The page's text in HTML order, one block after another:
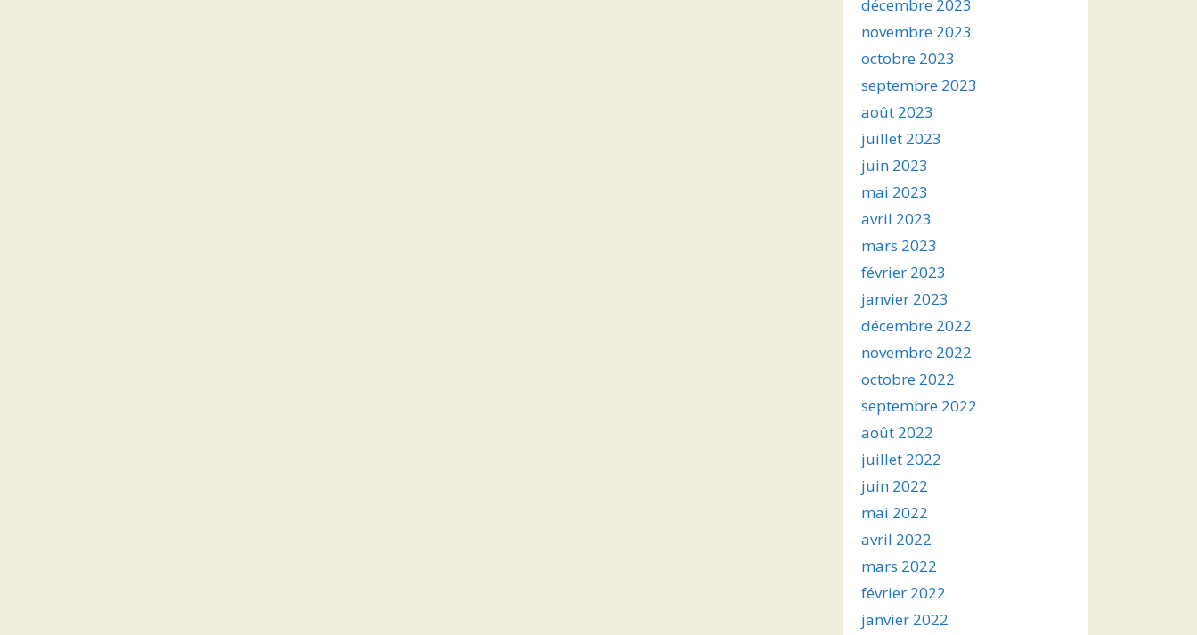
décembre 2023
novembre 2023
octobre 2023
septembre 2023
août 2023
juillet 2023
juin 2023
mai 2023
avril 2023
mars 2023
février 2023
janvier 2023
décembre 2022
novembre 2022
octobre 2022
septembre 2022
août 2022
juillet 2022
juin 2022
mai 2022
avril 2022
mars 2022
février 2022
janvier 2022